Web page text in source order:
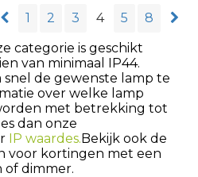
1 2 3 4 5
8
categorie is geschikt
van minimaal IP44.
de gewenste lamp te
over welke lamp
met betrekking tot
dan onze
IP waardes.Bekijk ook de
voor kortingen met een
of dimmer.